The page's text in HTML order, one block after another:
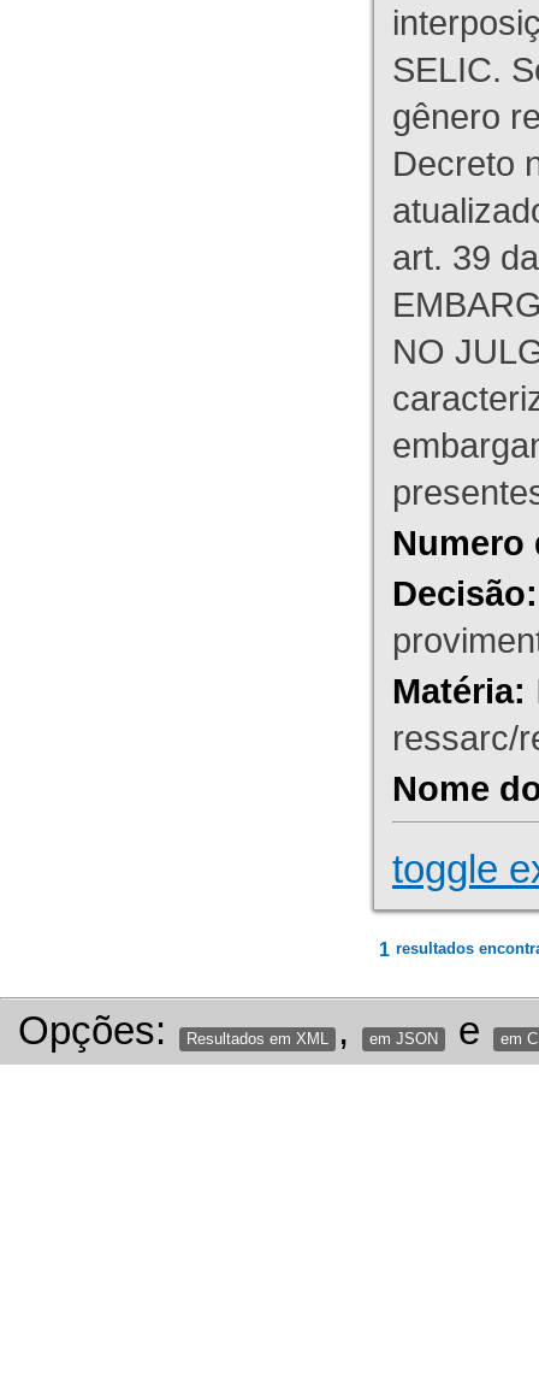
SELIC.
gênero
Decreto
art. 39
NO
Numero
Decisão:
Matéria:
ressarc/
Nome
toggle
1 resultados
Opções: Resultados em XML , em JSON e em